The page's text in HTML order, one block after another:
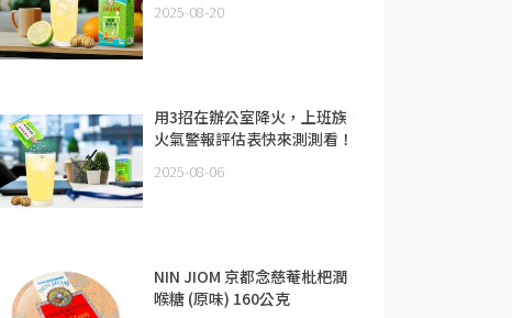
2025-08-20
用3招在辦公室降火，上班族
火氣警報評估表快來測測看！
2025-08-06
NIN JIOM 京都念慈菴枇杷潤
喉糖 (原味) 160公克